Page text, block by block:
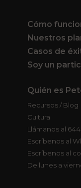
Cómo
Nuestros
Casos de
Soy un
Quién es
Recursos / Blog
Cultura
Llámanos al 644
Escríbenos al
Escríbenos al
De lunes a